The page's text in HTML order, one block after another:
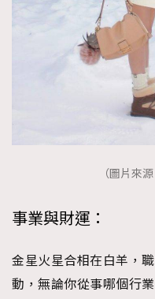
（圖片來
事業與財運：
金星火星合相在白羊，
動，無論你從事哪個行